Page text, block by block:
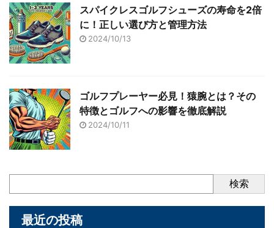
スパイクレスゴルフシューズの寿命を2倍
に！正しい選び方と管理方法
2024/10/13
ゴルフプレーヤー必見！猿腕とは？その
特徴とゴルフへの影響を徹底解説
2024/10/11
検索
最近の投稿